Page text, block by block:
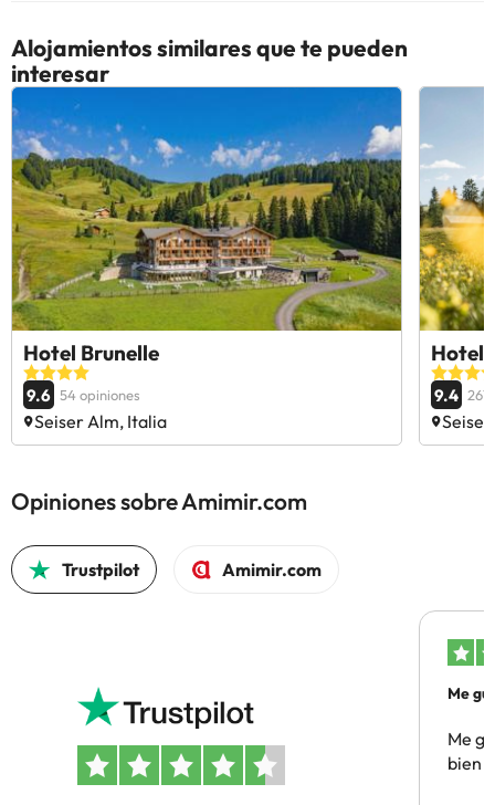
Alojamientos similares que te pueden
interesar
Hotel Brunelle
9.6 54 opiniones
Seiser Alm, Italia
Hotel
9.4 267
Opiniones sobre Amimir.com
Trustpilot Amimir.com
Me
Me
bien